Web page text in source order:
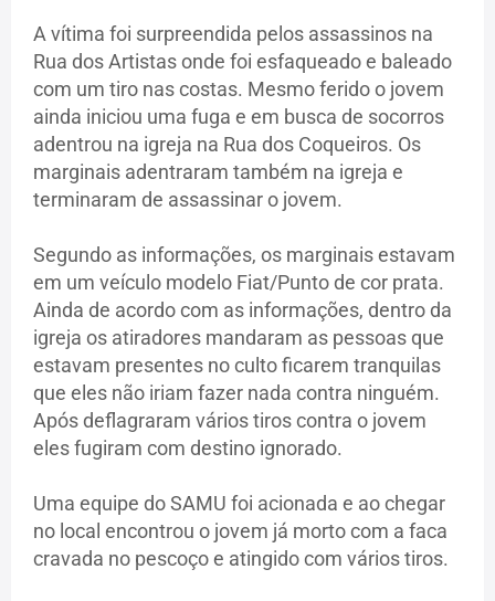
A vítima foi surpreendida pelos assassinos na
Rua dos Artistas onde foi esfaqueado e baleado
com um tiro nas costas. Mesmo ferido o jovem
ainda iniciou uma fuga e em busca de socorros
adentrou na igreja na Rua dos Coqueiros. Os
marginais adentraram também na igreja e
terminaram de assassinar o jovem.
Segundo as informações, os marginais estavam
em um veículo modelo Fiat/Punto de cor prata.
Ainda de acordo com as informações, dentro da
igreja os atiradores mandaram as pessoas que
estavam presentes no culto ficarem tranquilas
que eles não iriam fazer nada contra ninguém.
Após deflagraram vários tiros contra o jovem
eles fugiram com destino ignorado.
Uma equipe do SAMU foi acionada e ao chegar
no local encontrou o jovem já morto com a faca
cravada no pescoço e atingido com vários tiros.